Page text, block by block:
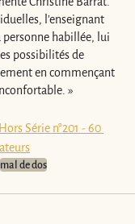
l'enseignant
habillée, lui
possibilités de
en commençant
»
Hors Série n°201 - 60
mal de dos